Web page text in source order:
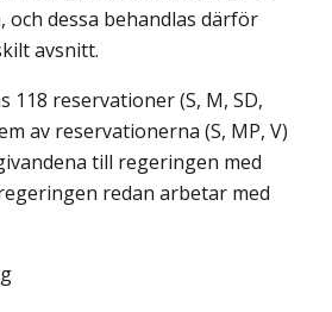
och dessa behandlas därför
avsnitt.
118 reservationer (S, M, SD,
av reservationerna (S, MP, V)
till regeringen med
redan arbetar med